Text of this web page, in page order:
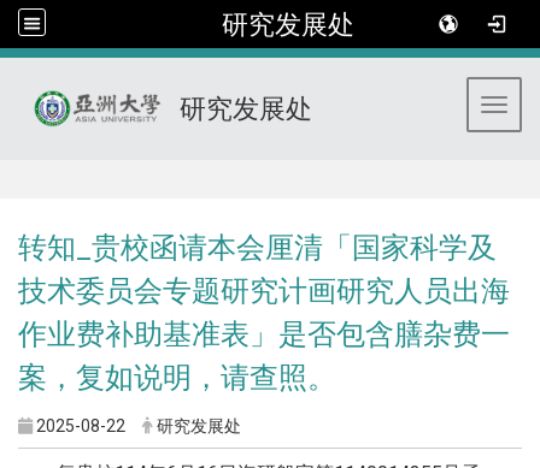
研究发展处
研究发展处
转知_贵校函请本会厘清「国家科学及
技术委员会专题研究计画研究人员出海
作业费补助基准表」是否包含膳杂费一
案，复如说明，请查照。
2025-08-22 研究发展处